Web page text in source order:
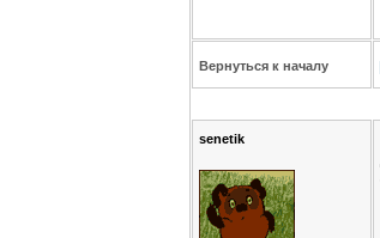
Вернуться к началу
senetik